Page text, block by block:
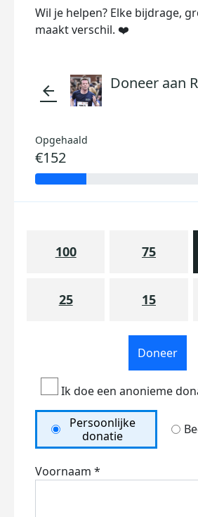
Wil je helpen? Elke bijdrage,
maakt verschil. ❤️
arrow_back Doneer aan
Opgehaald
€152
100 75
25 15
Doneer
Ik doe een anonieme
Persoonlijke
donatie
Voornaam *